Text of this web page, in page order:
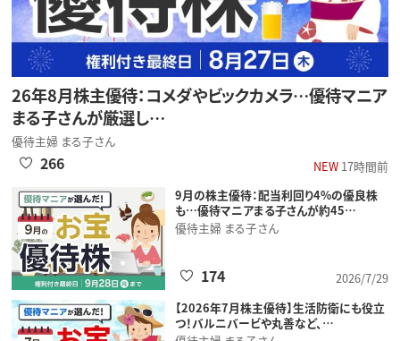
26年8月株主優待：コメダやビックカメラ…優待マニア
まる子さんが厳選し…
優待主婦 まる子さん
NEW17時間前
266
9月の株主優待：配当利回り4%の優良株
も…優待マニアまる子さんが約45…
優待主婦 まる子さん
2026/7/29
174
【2026年7月株主優待】生活防衛にも役立
つ！バルニバービや丸善など、…